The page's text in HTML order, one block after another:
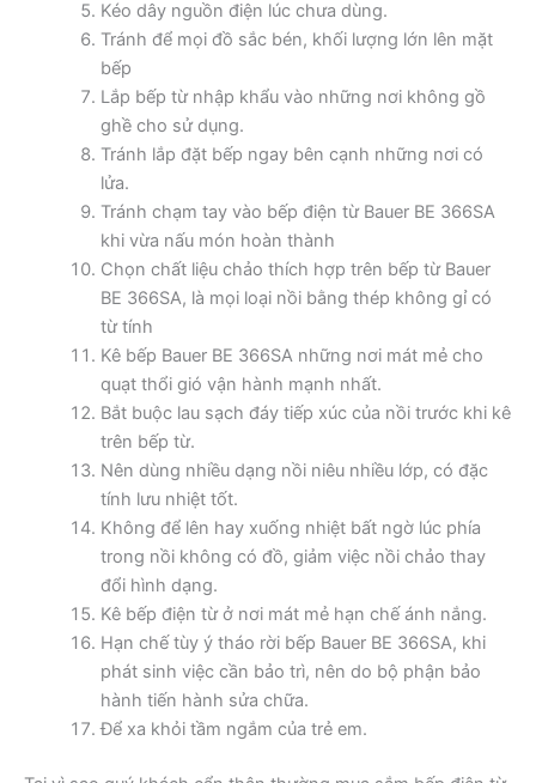
Kéo dây nguồn điện lúc chưa dùng.
Tránh để mọi đồ sắc bén, khối lượng lớn lên mặt
bếp
Lắp bếp từ nhập khẩu vào những nơi không gồ
ghề cho sử dụng.
Tránh lắp đặt bếp ngay bên cạnh những nơi có
lửa.
Tránh chạm tay vào bếp điện từ Bauer BE 366SA
khi vừa nấu món hoàn thành
Chọn chất liệu chảo thích hợp trên bếp từ Bauer
BE 366SA, là mọi loại nồi bằng thép không gỉ có
từ tính
Kê bếp Bauer BE 366SA những nơi mát mẻ cho
quạt thổi gió vận hành mạnh nhất.
Bắt buộc lau sạch đáy tiếp xúc của nồi trước khi kê
trên bếp từ.
Nên dùng nhiều dạng nồi niêu nhiều lớp, có đặc
tính lưu nhiệt tốt.
Không để lên hay xuống nhiệt bất ngờ lúc phía
trong nồi không có đồ, giảm việc nồi chảo thay
đổi hình dạng.
Kê bếp điện từ ở nơi mát mẻ hạn chế ánh nắng.
Hạn chế tùy ý tháo rời bếp Bauer BE 366SA, khi
phát sinh việc cần bảo trì, nên do bộ phận bảo
hành tiến hành sửa chữa.
Để xa khỏi tầm ngắm của trẻ em.